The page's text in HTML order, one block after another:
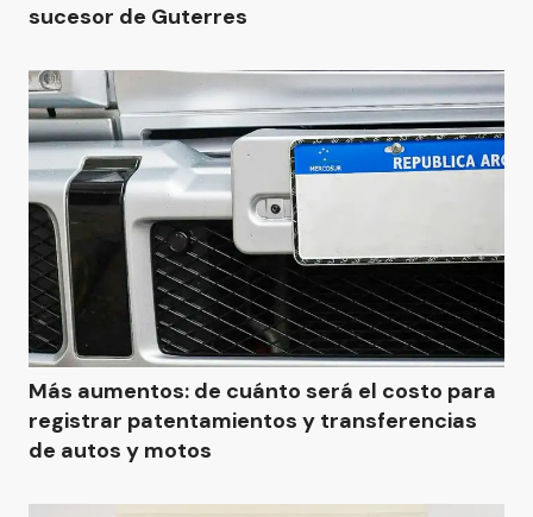
sucesor de Guterres
Más aumentos: de cuánto será el costo para
registrar patentamientos y transferencias
de autos y motos